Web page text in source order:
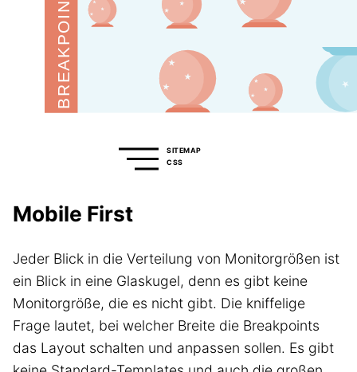
SITEMAP
CSS
Mobile First
Jeder Blick in die Verteilung von Monitorgrößen ist
ein Blick in eine Glaskugel, denn es gibt keine
Monitorgröße, die es nicht gibt. Die kniffelige
Frage lautet, bei welcher Breite die Breakpoints
das Layout schalten und anpassen sollen. Es gibt